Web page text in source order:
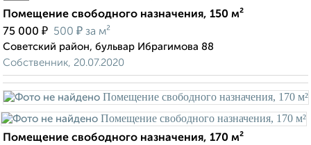
Помещение свободного назначения, 150 м²
75 000 ₽ 500 ₽ за м²
Советский район, бульвар Ибрагимова 88
Собственник, 20.07.2020
Помещение свободного назначения, 170 м²